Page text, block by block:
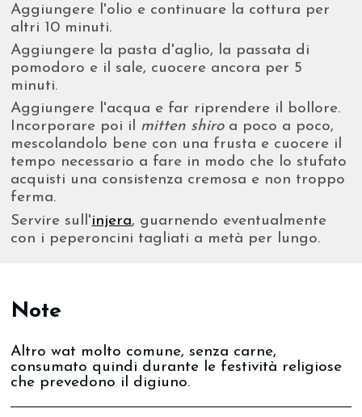
Aggiungere l'olio e continuare la cottura per
altri 10 minuti.
Aggiungere la pasta d'aglio, la passata di
pomodoro e il sale, cuocere ancora per 5
minuti.
Aggiungere l'acqua e far riprendere il bollore.
Incorporare poi il mitten shiroa poco a poco,
mescolandolo bene con una frusta e cuocere il
tempo necessario a fare in modo che lo stufato
acquisti una consistenza cremosa e non troppo
ferma.
Servire sull'injera, guarnendo eventualmente
con i peperoncini tagliati a metà per lungo.
Note
Altro wat molto comune, senza carne,
consumato quindi durante le festività religiose
che prevedono il digiuno.